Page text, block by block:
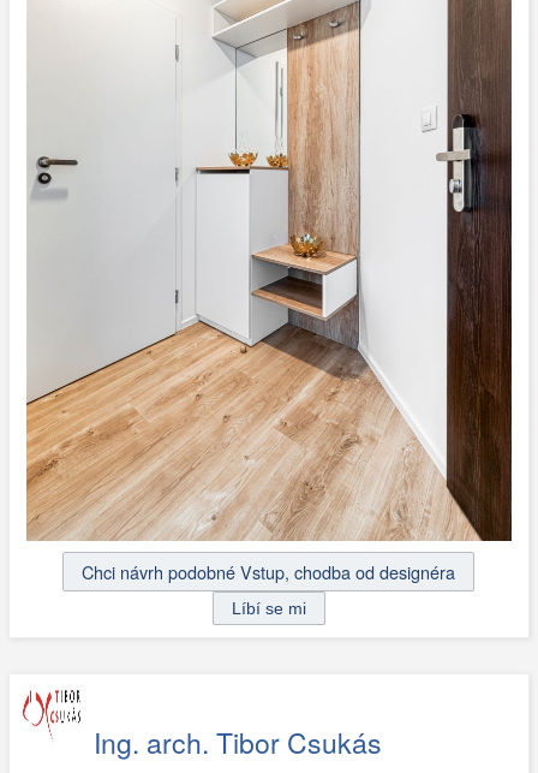
Chci návrh podobné Vstup, chodba od designéra
Ing. arch. Tibor Csukás